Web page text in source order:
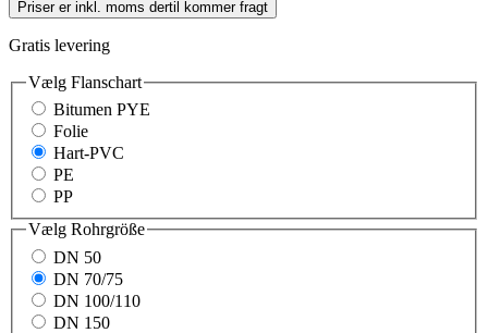
Priser er inkl. moms dertil kommer fragt
Gratis levering
Vælg Flanschart
Bitumen PYE
Folie
Hart-PVC
PE
PP
Vælg Rohrgröße
DN 50
DN 70/75
DN 100/110
DN 150